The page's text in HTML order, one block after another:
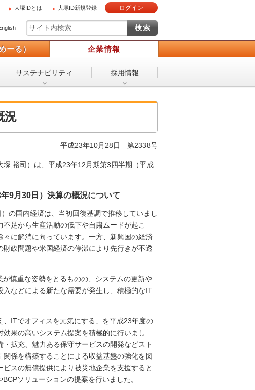
大塚IDとは 大塚ID新規登録 ログイン
ーる） 企業情報
サステナビリティ 採用情報
況
平成23年10月28日 第2338号
裕司）は、平成23年12月期第3四半期（平成
9月30日）決算の概況について
の国内経済は、当初回復基調で推移していまし
足から生産活動の低下や自粛ムードが起こ
に解消に向っています。一方、新興国の経済
政問題や米国経済の停滞により先行きが不透
慎重な姿勢をとるものの、システムの更新や
などによる新たな需要が発生し、積極的なIT
ITでオフィスを元気にする」を平成23年度の
果の高いシステム提案を積極的に行いまし
拡充、魅力ある保守サービスの開発などスト
係を構築することによる収益基盤の強化を図
スの無償提供により被災地企業を支援すると
ソリューションの提案を行いました。